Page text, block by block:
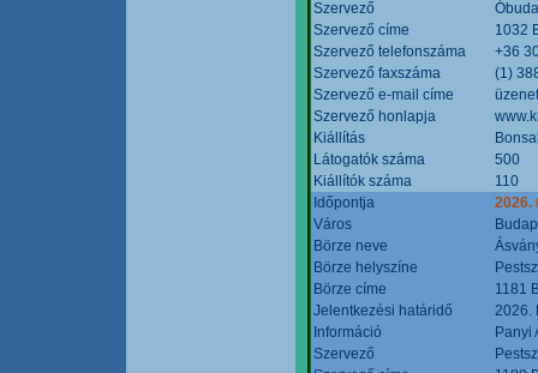
Szervező
Szervező címe
1032
Szervező telefonszáma
+36
Szervező faxszáma
(1)
Szervező e-mail címe
Szervező honlapja
Kiállítás
Látogatók száma
500
Kiállítók száma
110
Időpontja
2026.
Város
Börze neve
Börze helyszíne
Börze címe
1181
Jelentkezési határidő
2026.
Információ
Panyi
Szervező